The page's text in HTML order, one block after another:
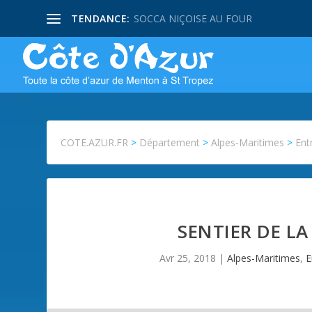
TENDANCE: SOCCA NIÇOISE AU FOUR
COTE.AZUR.FR > Département >Alpes-Maritimes >
SENTIER DE
Avr 25, 2018 | Alpes-Maritimes,